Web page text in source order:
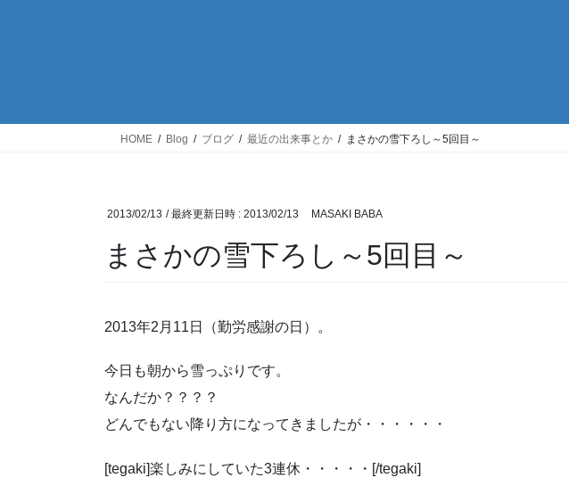
HOME Blog ブログ 最近の出来事とか まさかの雪下ろし～5回目～
2013/02/13 / 最終更新日時 : 2013/02/13 MASAKI BABA
まさかの雪下ろし～5回目～
2013年2月11日（勤労感謝の日）。
今日も朝から雪っぷりです。
なんだか？？？？
どんでもない降り方になってきましたが・・・・・・
[tegaki]楽しみにしていた3連休・・・・・[/tegaki]